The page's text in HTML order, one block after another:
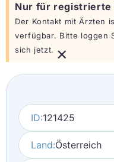
Nur für registrierte
Der Kontakt mit Ärzten
verfügbar. Bitte loggen
sich jetzt. ×
ID:121425
Land:Österreich